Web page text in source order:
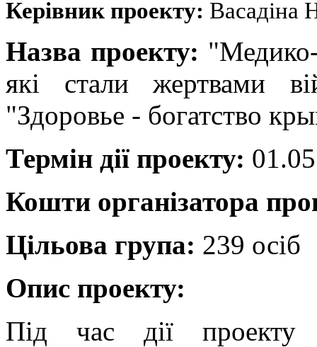
Керівник проекту: Васадіна
Назва проекту:
які стали жертвами
"Здоровье - богатство
Термін дії проекту:
Кошти організатора
Цільова група: 239 осіб
Опис проекту:
Під час дії проекту